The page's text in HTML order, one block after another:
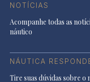
NOTÍCIAS
Acompanhe todas as
náutico
NÁUTICA
Tire suas dúvidas sobre o